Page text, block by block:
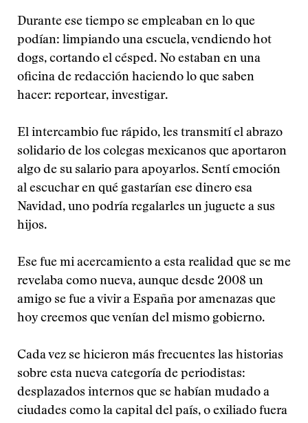
Durante ese tiempo se empleaban en lo que
podían: limpiando una escuela, vendiendo hot
dogs, cortando el césped. No estaban en una
oficina de redacción haciendo lo que saben
hacer: reportear, investigar.
El intercambio fue rápido, les transmití el abrazo
solidario de los colegas mexicanos que aportaron
algo de su salario para apoyarlos. Sentí emoción
al escuchar en qué gastarían ese dinero esa
Navidad, uno podría regalarles un juguete a sus
hijos.
Ese fue mi acercamiento a esta realidad que se me
revelaba como nueva, aunque desde 2008 un
amigo se fue a vivir a España por amenazas que
hoy creemos que venían del mismo gobierno.
Cada vez se hicieron más frecuentes las historias
sobre esta nueva categoría de periodistas:
desplazados internos que se habían mudado a
ciudades como la capital del país, o exiliado fuera